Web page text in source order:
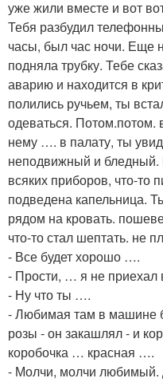
уже жили вместе и вот
Тебя разбудил
часы, был час ночи. Еще
подняла трубку. Тебе
аварию и находится в
полились ручьем, ты
одеваться. Потом.потом.
нему …. в палату, ты
неподвижный и бледный.
всяких приборов, что-то
подведена капельница.
рядом на кровать.
что-то стал шептать. не
- Все будет хорошо ….
- Прости, … я не приехал
- Ну что ты ….
- Любимая там в
розы - он закашлял - и
коробочка … красная ….
- Молчи, молчи любимый.